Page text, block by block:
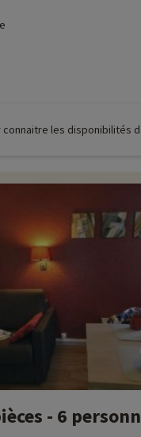
les disponibilités
- 6